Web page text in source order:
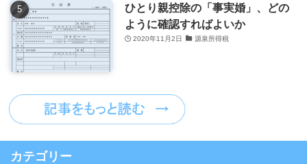
ひとり親控除の「事実婚」、どの
ように確認すればよいか
2020年11月2日 源泉所得税
カテゴリー